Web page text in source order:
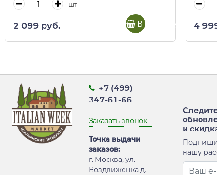
шт
2 099 руб. В корзину 4
+7 (499)
347-61-66
Заказать звонок
Точка выдачи
заказов:
г. Москва, ул.
Воздвиженка д.
и
нашу